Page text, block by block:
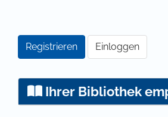
Registrieren Einloggen
Ihrer Bibliothek